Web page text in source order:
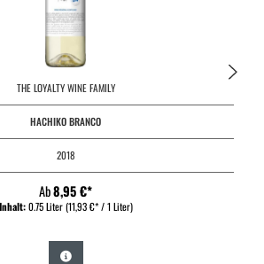
THE LOYALTY WINE FAMILY
HACHIKO BRANCO
2018
Ab8,95 €*
Inhalt:0.75 Liter(11,93 €* / 1 Liter)